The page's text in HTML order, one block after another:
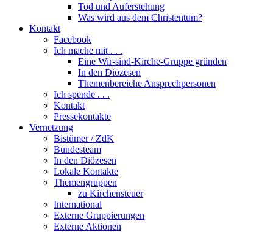
Tod und Auferstehung
Was wird aus dem Christentum?
Kontakt
Facebook
Ich mache mit . . .
Eine Wir-sind-Kirche-Gruppe gründen
In den Diözesen
Themenbereiche Ansprechpersonen
Ich spende . . .
Kontakt
Pressekontakte
Vernetzung
Bistümer / ZdK
Bundesteam
In den Diözesen
Lokale Kontakte
Themengruppen
zu Kirchensteuer
International
Externe Gruppierungen
Externe Aktionen